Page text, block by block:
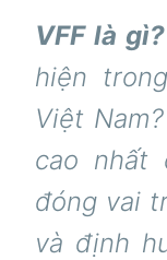
VFF là gì?
hiện
Việt
cao nhất
đóng vai
và định